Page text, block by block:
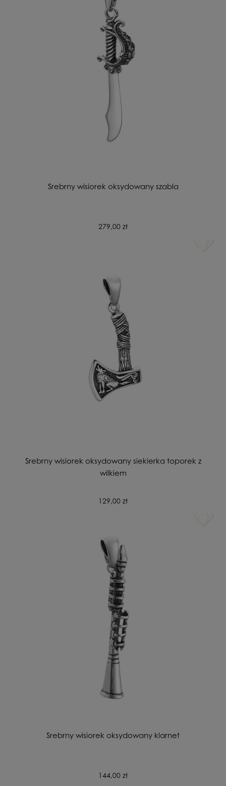
Srebrny wisiorek oksydowany szabla
279,00 zł
Srebrny wisiorek oksydowany siekierka toporek z
wilkiem
129,00 zł
Srebrny wisiorek oksydowany klarnet
144,00 zł